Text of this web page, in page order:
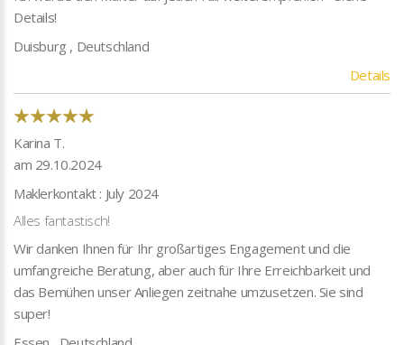
Details!
Duisburg , Deutschland
Details
Karina T.
am 29.10.2024
Maklerkontakt : July 2024
Alles fantastisch!
Wir danken Ihnen für Ihr großartiges Engagement und die
umfangreiche Beratung, aber auch für Ihre Erreichbarkeit und
das Bemühen unser Anliegen zeitnahe umzusetzen. Sie sind
super!